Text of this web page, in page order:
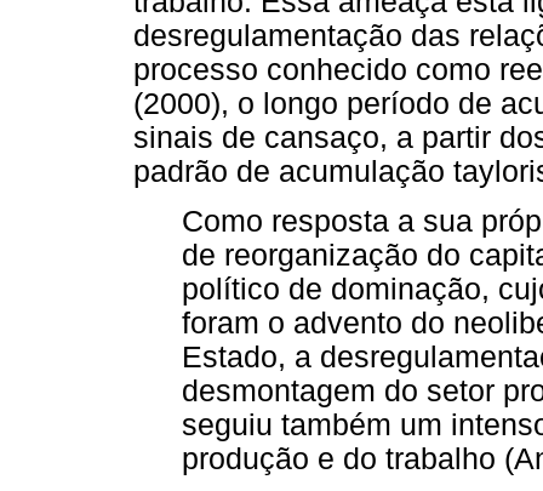
desregulamentação das
processo conhecido como
(2000), o longo período de
sinais de cansaço, a partir
padrão de acumulação
Como resposta a sua
de reorganização do
político de dominação,
foram o advento do
Estado, a
desmontagem do setor
seguiu também um
produção e do trabalho